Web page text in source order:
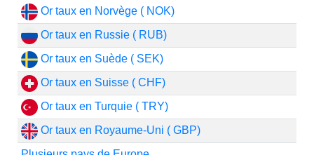
Or taux en Norvège ( NOK)
Or taux en Russie ( RUB)
Or taux en Suède ( SEK)
Or taux en Suisse ( CHF)
Or taux en Turquie ( TRY)
Or taux en Royaume-Uni ( GBP)